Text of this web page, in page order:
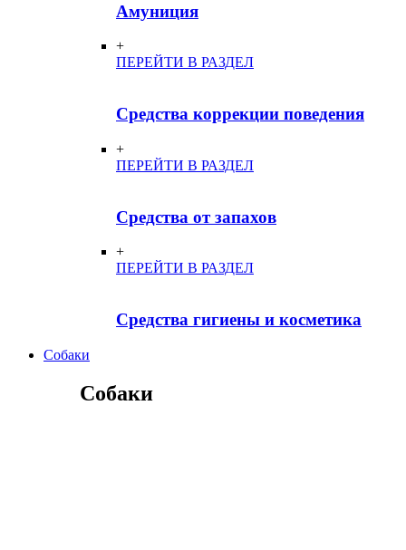
Амуниция
+
ПЕРЕЙТИ В РАЗДЕЛ
Средства коррекции поведения
+
ПЕРЕЙТИ В РАЗДЕЛ
Средства от запахов
+
ПЕРЕЙТИ В РАЗДЕЛ
Средства гигиены и косметика
Собаки
Собаки